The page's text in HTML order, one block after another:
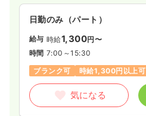
日勤のみ（パート）
給与 時給1,300円〜
時間 7:00～15:30
ブランク可
時給1,300円以上可
気になる